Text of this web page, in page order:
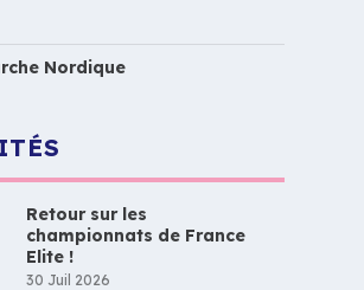
Nordique
Retour sur les
championnats de France
Elite !
30 Juil 2026